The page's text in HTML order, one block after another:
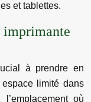
et tablettes.
imprimante
à prendre en
limité dans
où